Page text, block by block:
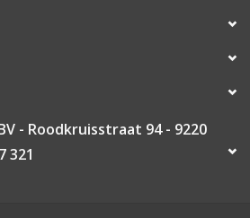
- Roodkruisstraat 94 - 9220
321